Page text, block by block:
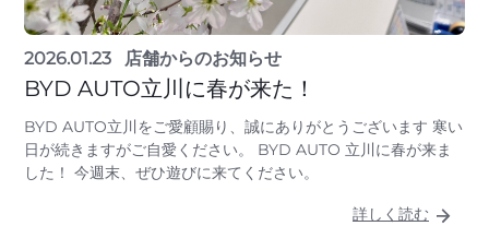
2026.01.23 店舗からのお知らせ
BYD AUTO立川に春が来た！
BYD AUTO立川をご愛顧賜り、誠にありがとうございます 寒い
日が続きますがご自愛ください。 BYD AUTO 立川に春が来ま
した！ 今週末、ぜひ遊びに来てください。
詳しく読む